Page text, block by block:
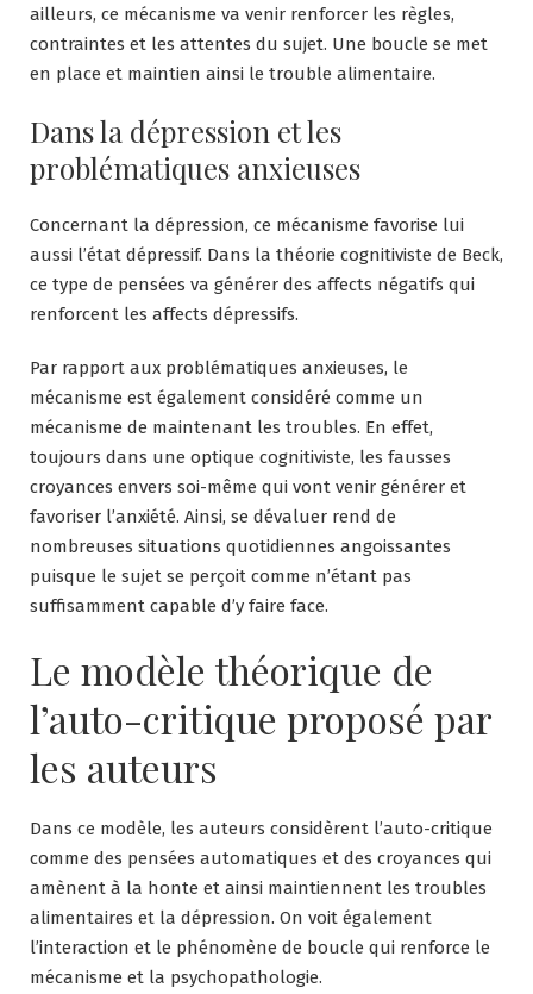
ailleurs, ce mécanisme va venir renforcer les règles,
contraintes et les attentes du sujet. Une boucle se met
en place et maintien ainsi le trouble alimentaire.
Dans la dépression et les
problématiques anxieuses
Concernant la dépression, ce mécanisme favorise lui
aussi l’état dépressif. Dans la théorie cognitiviste de Beck,
ce type de pensées va générer des affects négatifs qui
renforcent les affects dépressifs.
Par rapport aux problématiques anxieuses, le
mécanisme est également considéré comme un
mécanisme de maintenant les troubles. En effet,
toujours dans une optique cognitiviste, les fausses
croyances envers soi-même qui vont venir générer et
favoriser l’anxiété. Ainsi, se dévaluer rend de
nombreuses situations quotidiennes angoissantes
puisque le sujet se perçoit comme n’étant pas
suffisamment capable d’y faire face.
Le modèle théorique de
l’auto-critique proposé par
les auteurs
Dans ce modèle, les auteurs considèrent l’auto-critique
comme des pensées automatiques et des croyances qui
amènent à la honte et ainsi maintiennent les troubles
alimentaires et la dépression. On voit également
l’interaction et le phénomène de boucle qui renforce le
mécanisme et la psychopathologie.